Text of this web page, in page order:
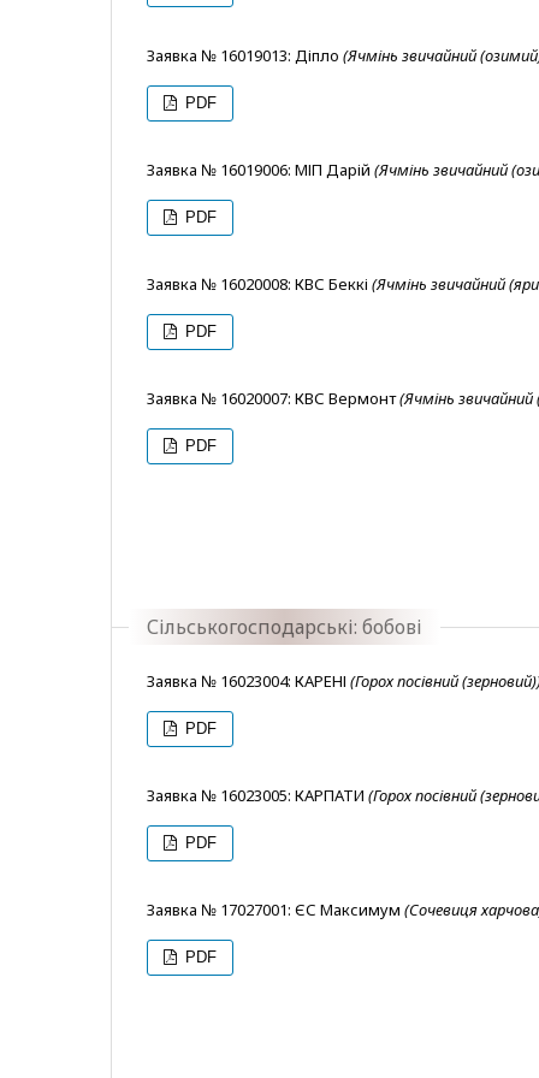
Заявка № 16019013: Діпло (Ячмінь звичайний
PDF
Заявка № 16019006: МІП Дарій (Ячмінь звичайний
PDF
Заявка № 16020008: КВС Беккі (Ячмінь звичайний
PDF
Заявка № 16020007: КВС Вермонт(Ячмінь звичайний
PDF
Сільськогосподарські: бобові
Заявка № 16023004: КАРЕНІ (Горох посівний
PDF
Заявка № 16023005: КАРПАТИ (Горох посівний
PDF
Заявка № 17027001: ЄС Максимум (Сочевиця
PDF